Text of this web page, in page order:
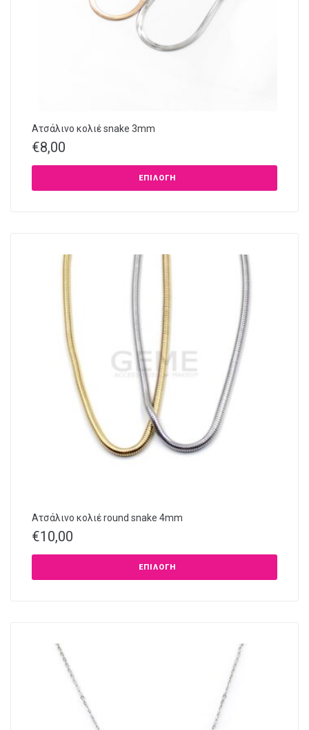
Ατσάλινο κολιέ snake 3mm
€8,00
ΕΠΙΛΟΓΉ
Ατσάλινο κολιέ round snake 4mm
€10,00
ΕΠΙΛΟΓΉ